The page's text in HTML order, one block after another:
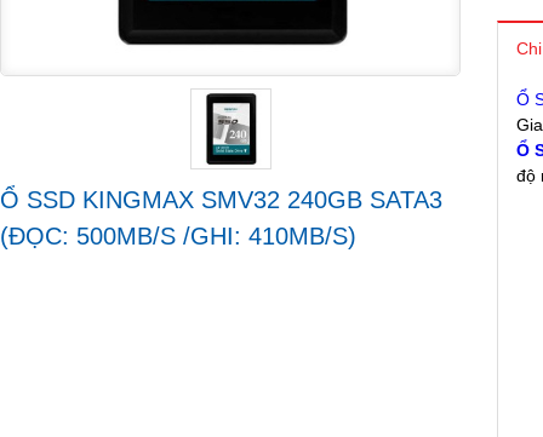
Ổ SSD KINGMAX SMV32 240GB SATA3
(ĐỌC: 500MB/S /GHI: 410MB/S)
Ổ
Ổ
độ